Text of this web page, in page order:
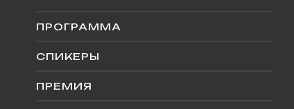
ПРОГРАММА
СПИКЕРЫ
ПРЕМИЯ